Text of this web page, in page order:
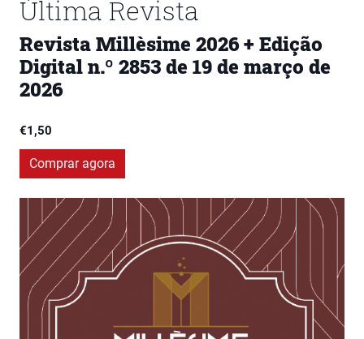
Última Revista
Revista Millèsime 2026 + Edição
Digital n.º 2853 de 19 de março de
2026
€1,50
Comprar agora